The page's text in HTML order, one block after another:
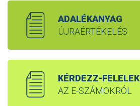
ADALÉKANYAG
ÚJRAÉRTÉKELÉS
KÉRDEZZ-FELELEK
AZ E-SZÁMOKRÓL